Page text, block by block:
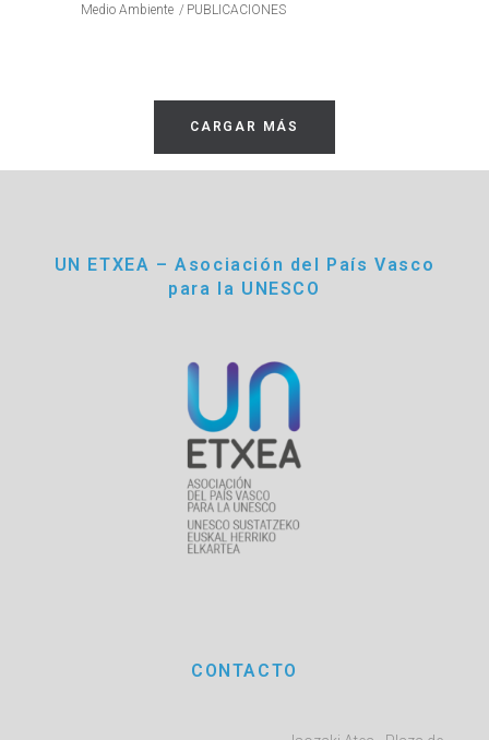
Medio Ambiente PUBLICACIONES
CARGAR MÁS
UN ETXEA – Asociación del País Vasco
para la UNESCO
CONTACTO